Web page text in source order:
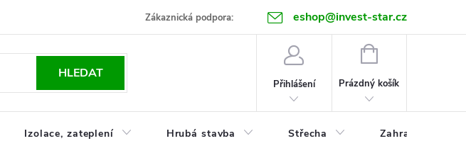
Zákaznická podpora: eshop@invest-star.cz
Kontakt
HLEDAT
Přihlášení
NÁKUPNÍ
Prázdný košík
Izolace, zateplení Hrubá stavba Střecha Zahrada